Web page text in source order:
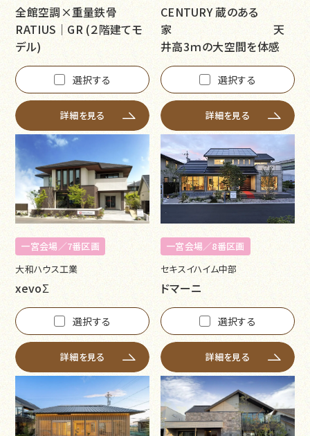
全館空調×重量鉄骨
RATIUS｜GR (２階建てモ
デル)
選択する
詳細を見る
CENTURY 蔵のある
家 天
井高3ｍの大空間を体感
選択する
詳細を見る
一宮会場／7番区画
大和ハウス工業
xevoΣ
選択する
詳細を見る
一宮会場／8番区画
セキスイハイム中部
ドマーニ
選択する
詳細を見る